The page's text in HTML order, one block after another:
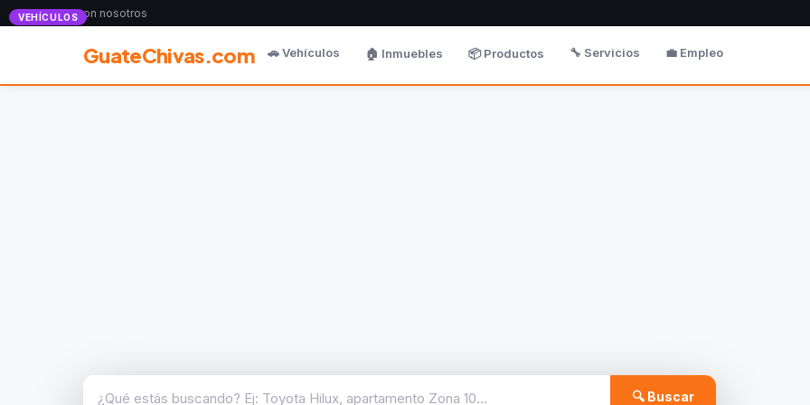
Anunciate con nosotros
GuateChivas.com 🚗 Vehículos 🏠 Inmuebles 📦 Productos 🔧 Servicios 💼 Empleo
🔍 Buscar
VEHÍCULOS